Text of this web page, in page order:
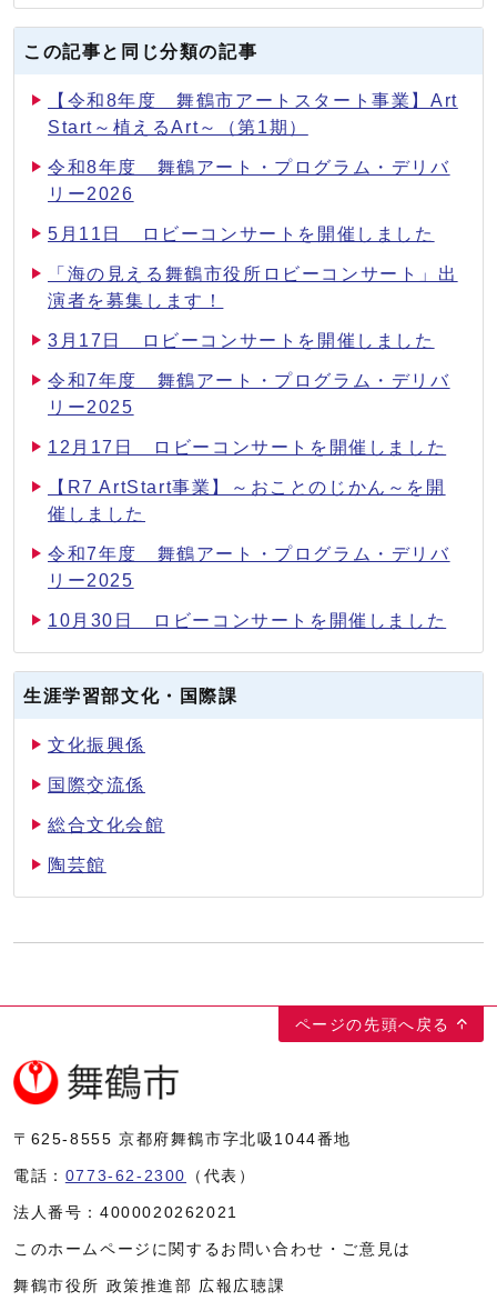
この記事と同じ分類の記事
【令和8年度 舞鶴市アートスタート事業】Art
Start～植えるArt～（第1期）
令和8年度 舞鶴アート・プログラム・デリバ
リー2026
5月11日 ロビーコンサートを開催しました
「海の見える舞鶴市役所ロビーコンサート」出
演者を募集します！
3月17日 ロビーコンサートを開催しました
令和7年度 舞鶴アート・プログラム・デリバ
リー2025
12月17日 ロビーコンサートを開催しました
【R7 ArtStart事業】～おことのじかん～を開
催しました
令和7年度 舞鶴アート・プログラム・デリバ
リー2025
10月30日 ロビーコンサートを開催しました
生涯学習部文化・国際課
文化振興係
国際交流係
総合文化会館
陶芸館
ページの先頭へ戻る
〒625-8555 京都府舞鶴市字北吸1044番地
電話： 0773-62-2300 （代表）
法人番号： 4000020262021
このホームページに関するお問い合わせ・ご意見は
舞鶴市役所 政策推進部 広報広聴課